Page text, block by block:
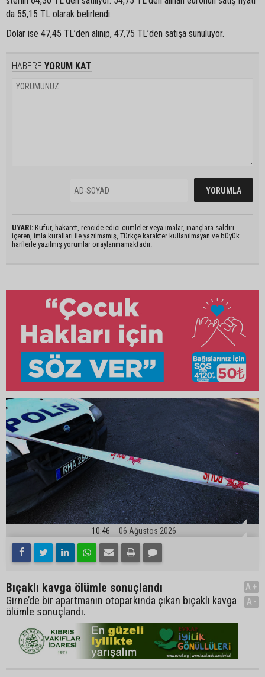
da 55,15 TL olarak belirlendi.
Dolar ise 47,45 TL’den alınıp, 47,75 TL’den satışa sunuluyor.
HABERE YORUM KAT
UYARI: Küfür, hakaret, rencide edici cümleler veya imalar, inançlara saldırı
içeren, imla kuralları ile yazılmamış, Türkçe karakter kullanılmayan ve büyük
harflerle yazılmış yorumlar onaylanmamaktadır.
10:46 06 Ağustos 2026
Bıçaklı kavga ölümle sonuçlandı
Girne’de bir apartmanın otoparkında çıkan bıçaklı kavga
ölümle sonuçlandı.
A+
A-